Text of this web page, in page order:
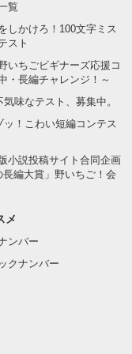
覧
しかけろ！100文字ミス
スト
いちごビギナーズ応援コ
・長編チャレンジ！～
味なテスト、募集中。
ッ！こわい短編コンテス
小説投稿サイト合同企画
長編大賞」野いちご！会
メ
ンバー
クナンバー